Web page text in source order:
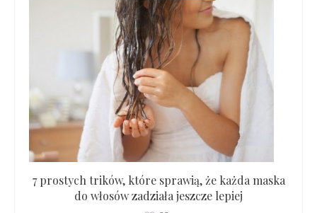
7 prostych trików, które sprawią, że każda maska
do włosów zadziała jeszcze lepiej